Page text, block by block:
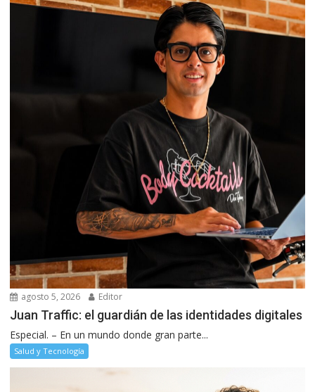
agosto 5, 2026 Editor
Juan Traffic: el guardián de las identidades digitales
Especial. – En un mundo donde gran parte...
Salud y Tecnología